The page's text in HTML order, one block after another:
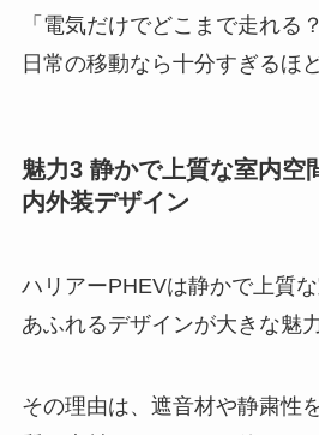
「電気だけでどこまで走れる
日常の移動なら十分すぎるほ
魅力3 静かで上質な室内空
内外装デザイン
ハリアーPHEVは静かで上質
あふれるデザインが大きな魅
その理由は、遮音材や静粛性